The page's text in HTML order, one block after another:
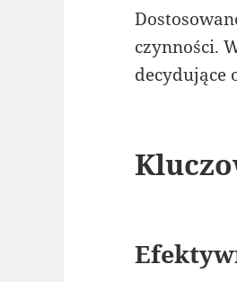
czynności.
decydujące